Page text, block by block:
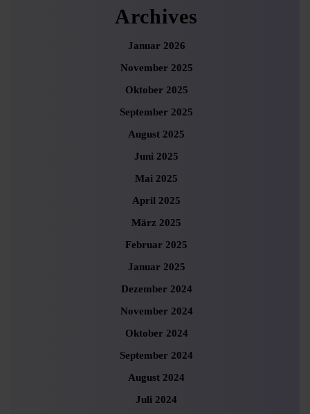
Archives
Januar 2026
November 2025
Oktober 2025
September 2025
August 2025
Juni 2025
Mai 2025
April 2025
März 2025
Februar 2025
Januar 2025
Dezember 2024
November 2024
Oktober 2024
September 2024
August 2024
Juli 2024